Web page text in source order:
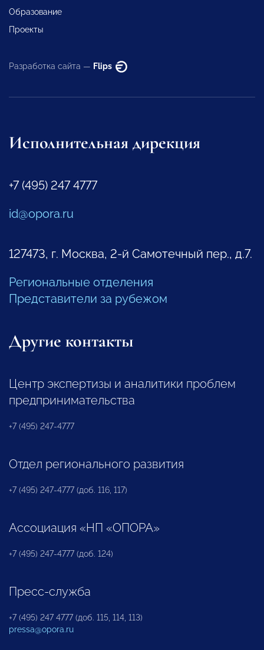
Образование
Проекты
Разработка сайта — Flips
Исполнительная дирекция
+7 (495) 247 4777
id@opora.ru
127473, г. Москва, 2-й Самотечный пер., д.7.
Региональные отделения
Представители за рубежом
Другие контакты
Центр экспертизы и аналитики проблем
предпринимательства
+7 (495) 247-4777
Отдел регионального развития
+7 (495) 247-4777 (доб. 116, 117)
Ассоциация «НП «ОПОРА»
+7 (495) 247-4777 (доб. 124)
Пресс-служба
+7 (495) 247 4777 (доб. 115, 114, 113)
pressa@opora.ru